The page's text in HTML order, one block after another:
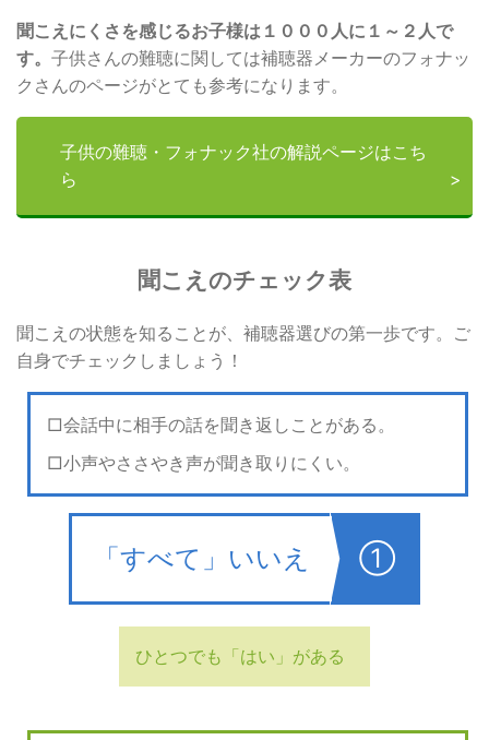
聞こえにくさを感じるお子様は１０００人に１～２人で
す。 子供さんの難聴に関しては補聴器メーカーのフォナッ
クさんのページがとても参考になります。
子供の難聴・フォナック社の解説ページはこち
ら
聞こえのチェック表
聞こえの状態を知ることが、補聴器選びの第一歩です。ご
自身でチェックしましょう！
会話中に相手の話を聞き返しことがある。
小声やささやき声が聞き取りにくい。
「すべて」いいえ ①
ひとつでも「はい」がある